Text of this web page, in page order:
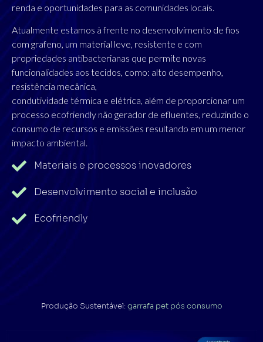
renda e oportunidades para as comunidades locais.
Atualmente estamos à frente no desenvolvimento de fios
com grafeno, um material leve, resistente e com
propriedades antibacterianas que permite novas
funcionalidades aos tecidos, como: alto desempenho,
resistência mecânica,
condutividade térmica e elétrica, além de proporcionar um
processo ecofriendly não gerador de efluentes, reduzindo o
consumo de recursos e emissões resultando em um menor
impacto ambiental.
Materiais e processos inovadores
Desenvolvimento social e inclusão
Ecofriendly
Produção Sustentável: garrafa pet pós consumo